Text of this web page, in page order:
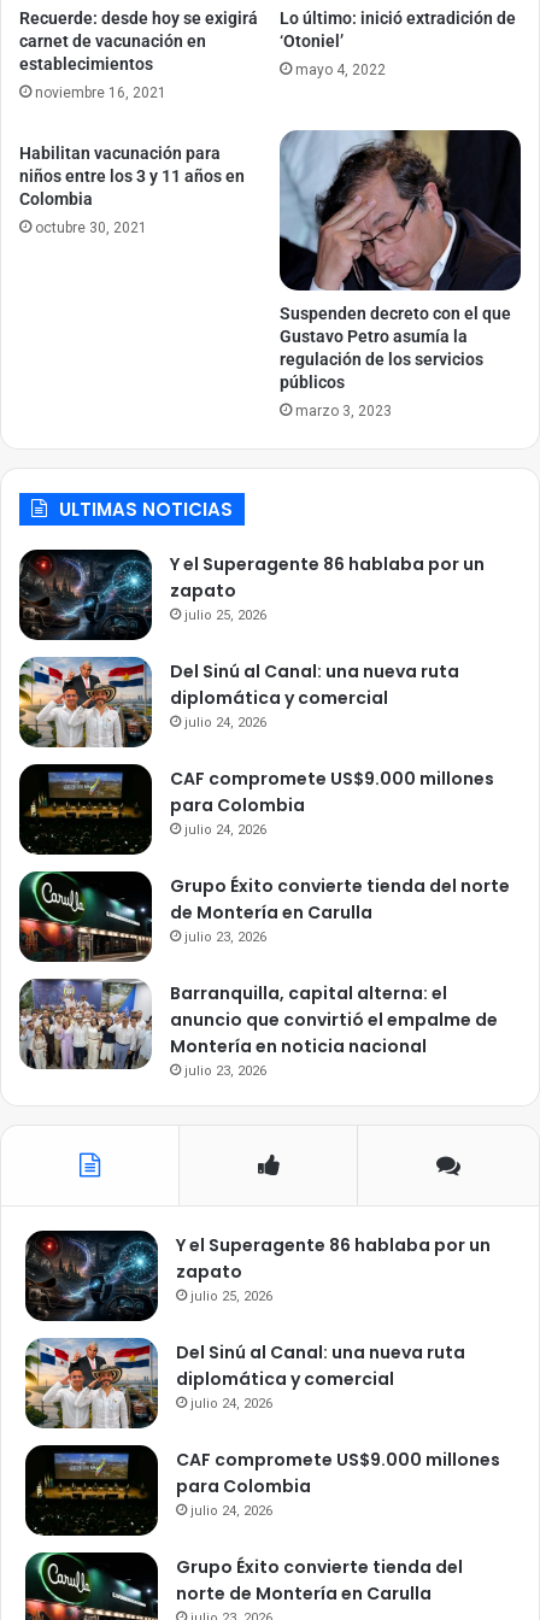
Recuerde: desde hoy se exigirá
carnet de vacunación en
establecimientos
noviembre 16, 2021
Lo último: inició extradición de
‘Otoniel’
mayo 4, 2022
Habilitan vacunación para
niños entre los 3 y 11 años en
Colombia
octubre 30, 2021
Suspenden decreto con el que
Gustavo Petro asumía la
regulación de los servicios
públicos
marzo 3, 2023
ULTIMAS NOTICIAS
Y el Superagente 86 hablaba por un
zapato
julio 25, 2026
Del Sinú al Canal: una nueva ruta
diplomática y comercial
julio 24, 2026
CAF compromete US$9.000 millones
para Colombia
julio 24, 2026
Grupo Éxito convierte tienda del norte
de Montería en Carulla
julio 23, 2026
Barranquilla, capital alterna: el
anuncio que convirtió el empalme de
Montería en noticia nacional
julio 23, 2026
Y el Superagente 86 hablaba por un
zapato
julio 25, 2026
Del Sinú al Canal: una nueva ruta
diplomática y comercial
julio 24, 2026
CAF compromete US$9.000 millones
para Colombia
julio 24, 2026
Grupo Éxito convierte tienda del
norte de Montería en Carulla